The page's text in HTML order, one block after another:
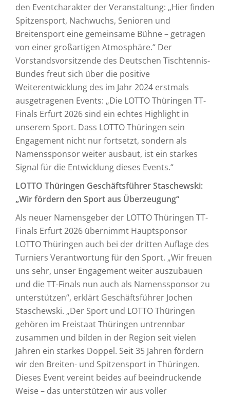
den Eventcharakter der Veranstaltung: „Hier finden
Spitzensport, Nachwuchs, Senioren und
Breitensport eine gemeinsame Bühne – getragen
von einer großartigen Atmosphäre.“ Der
Vorstandsvorsitzende des Deutschen Tischtennis-
Bundes freut sich über die positive
Weiterentwicklung des im Jahr 2024 erstmals
ausgetragenen Events: „Die LOTTO Thüringen TT-
Finals Erfurt 2026 sind ein echtes Highlight in
unserem Sport. Dass LOTTO Thüringen sein
Engagement nicht nur fortsetzt, sondern als
Namenssponsor weiter ausbaut, ist ein starkes
Signal für die Entwicklung dieses Events.“
LOTTO Thüringen Geschäftsführer Staschewski:
„Wir fördern den Sport aus Überzeugung“
Als neuer Namensgeber der LOTTO Thüringen TT-
Finals Erfurt 2026 übernimmt Hauptsponsor
LOTTO Thüringen auch bei der dritten Auflage des
Turniers Verantwortung für den Sport. „Wir freuen
uns sehr, unser Engagement weiter auszubauen
und die TT-Finals nun auch als Namenssponsor zu
unterstützen“, erklärt Geschäftsführer Jochen
Staschewski. „Der Sport und LOTTO Thüringen
gehören im Freistaat Thüringen untrennbar
zusammen und bilden in der Region seit vielen
Jahren ein starkes Doppel. Seit 35 Jahren fördern
wir den Breiten- und Spitzensport in Thüringen.
Dieses Event vereint beides auf beeindruckende
Weise – das unterstützen wir aus voller